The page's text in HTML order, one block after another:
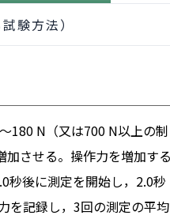
験方法）
180 N（又は700 N以上の制
させる。操作力を増加する
秒後に測定を開始し，2.0秒
を記録し，3回の測定の平均